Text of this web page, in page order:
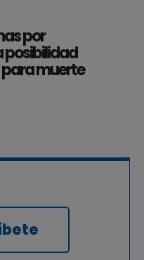
por
posibilidad
muerte